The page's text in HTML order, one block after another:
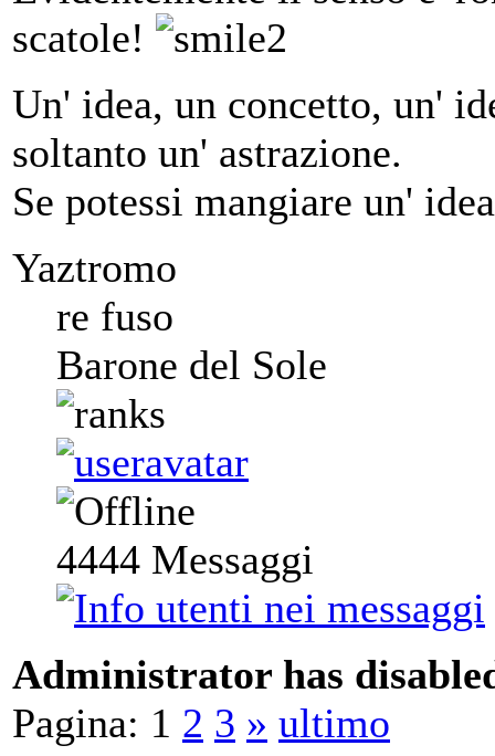
scatole!
Un' idea, un concetto, un'
soltanto un' astrazione.
Se potessi mangiare un'
Yaztromo
re fuso
Barone del Sole
4444 Messaggi
Administrator has
Pagina: 1 2 3 » ultimo